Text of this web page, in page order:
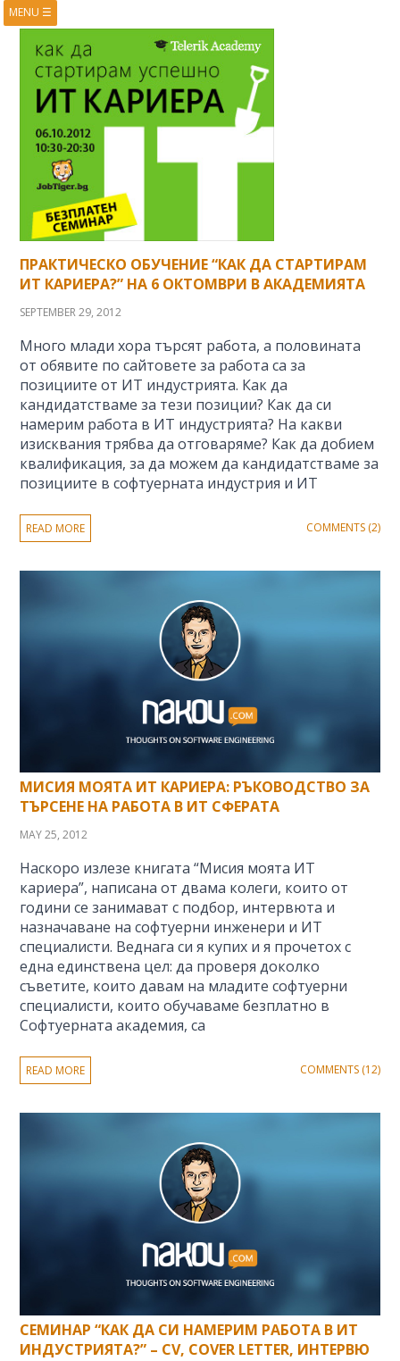
MENU ☰
BOOKS
VIDEOS
RESEARCH
CONTACTS
ПРАКТИЧЕСКО ОБУЧЕНИЕ “КАК ДА СТАРТИРАМ
ИТ КАРИЕРА?” НА 6 ОКТОМВРИ В АКАДЕМИЯТА
SEPTEMBER 29, 2012
Много млади хора търсят работа, а половината
от обявите по сайтовете за работа са за
позициите от ИТ индустрията. Как да
кандидатстваме за тези позиции? Как да си
намерим работа в ИТ индустрията? На какви
изисквания трябва да отговаряме? Как да добием
квалификация, за да можем да кандидатстваме за
позициите в софтуерната индустрия и ИТ
READ MORE COMMENTS (2)
МИСИЯ МОЯТА ИТ КАРИЕРА: РЪКОВОДСТВО ЗА
ТЪРСЕНЕ НА РАБОТА В ИТ СФЕРАТА
MAY 25, 2012
Наскоро излезе книгата “Мисия моята ИТ
кариера”, написана от двама колеги, които от
години се занимават с подбор, интервюта и
назначаване на софтуерни инженери и ИТ
специалисти. Веднага си я купих и я прочетох с
една единствена цел: да проверя доколко
съветите, които давам на младите софтуерни
специалисти, които обучаваме безплатно в
Софтуерната академия, са
READ MORE COMMENTS (12)
СЕМИНАР “КАК ДА СИ НАМЕРИМ РАБОТА В ИТ
ИНДУСТРИЯТА?” – CV, COVER LETTER, ИНТЕРВЮ